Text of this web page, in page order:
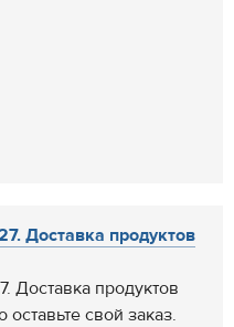
Доставка продуктов
Доставка продуктов
свой заказ.